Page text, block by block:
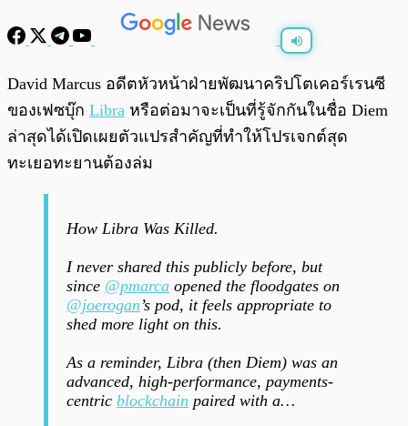
/0:00
David Marcus อดีตหัวหน้าฝ่ายพัฒนาคริปโตเคอร์เรนซี
ของเฟซบุ๊ก Libra หรือต่อมาจะเป็นที่รู้จักกันในชื่อ Diem
ล่าสุดได้เปิดเผยตัวแปรสำคัญที่ทำให้โปรเจกต์สุด
ทะเยอทะยานต้องล่ม
How Libra Was Killed.
I never shared this publicly before, but
since @pmarca opened the floodgates on
@joerogan’s pod, it feels appropriate to
shed more light on this.
As a reminder, Libra (then Diem) was an
advanced, high-performance, payments-
centric blockchain paired with a…